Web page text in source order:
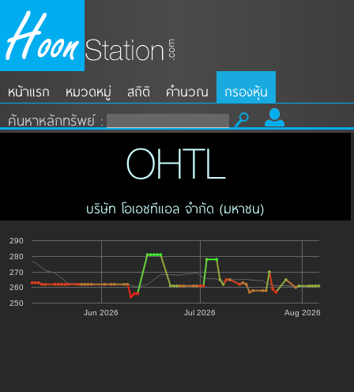
หน้าแรก หมวดหมู่ สถิติ คำนวณ กรองหุ้น
ค้นหาหลักทรัพย์ :
OHTL
บริษัท โอเอชทีแอล จำกัด (มหาชน)
Jun 2026 Jul 2026 Aug 2026
250
260
270
280
290